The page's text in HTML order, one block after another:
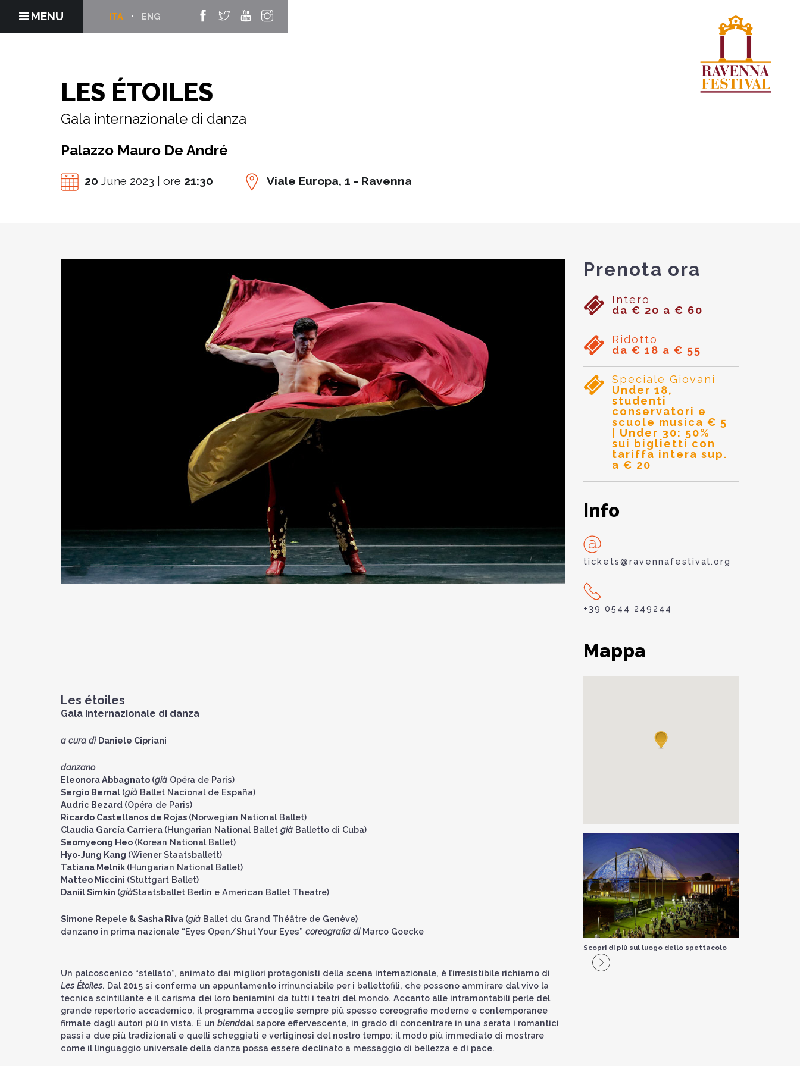
MENU ENG
ITA
LES ÉTOILES
Gala internazionale di danza
Palazzo Mauro De André
20 June 2023 | ore 21:30 Viale Europa, 1 - Ravenna
Les étoiles
Gala internazionale di danza
a cura di Daniele Cipriani
danzano
Eleonora Abbagnato (già Opéra de Paris)
Sergio Bernal (già Ballet Nacional de España)
Audric Bezard (Opéra de Paris)
Ricardo Castellanos de Rojas (Norwegian National Ballet)
Claudia García Carriera (Hungarian National Ballet già Balletto di Cuba)
Seomyeong Heo (Korean National Ballet)
Hyo-Jung Kang (Wiener Staatsballett)
Tatiana Melnik (Hungarian National Ballet)
Matteo Miccini (Stuttgart Ballet)
Daniil Simkin (giàStaatsballet Berlin e American Ballet Theatre)
Simone Repele & Sasha Riva (già Ballet du Grand Théâtre de Genève)
danzano in prima nazionale “Eyes Open/Shut Your Eyes” coreografia di Marco Goecke
Un palcoscenico “stellato”, animato dai migliori protagonisti della scena internazionale, è l’irresistibile richiamo di
Les Étoiles. Dal 2015 si conferma un appuntamento irrinunciabile per i ballettofili, che possono ammirare dal vivo la
tecnica scintillante e il carisma dei loro beniamini da tutti i teatri del mondo. Accanto alle intramontabili perle del
grande repertorio accademico, il programma accoglie sempre più spesso coreografie moderne e contemporanee
firmate dagli autori più in vista. È un blenddal sapore effervescente, in grado di concentrare in una serata i romantici
passi a due più tradizionali e quelli scheggiati e vertiginosi del nostro tempo: il modo più immediato di mostrare
come il linguaggio universale della danza possa essere declinato a messaggio di bellezza e di pace.
Prenota ora
Intero
da € 20 a € 60
Ridotto
da € 18 a € 55
Speciale Giovani
Under 18,
studenti
conservatori e
scuole musica € 5
| Under 30: 50%
sui biglietti con
tariffa intera sup.
a € 20
Info
tickets@ravennafestival.org
+39 0544 249244
Mappa
Scopri di più sul luogo dello spettacolo